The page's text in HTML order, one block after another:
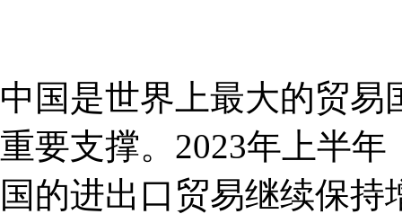
中国是世界上最大的贸
重要支撑。2023年上半年
国的进出口贸易继续保持